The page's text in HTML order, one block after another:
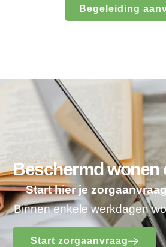
Begeleiding
Beschermd wonen
Start hier je
Binnen enkele werkdagen
Start zorgaanvraag